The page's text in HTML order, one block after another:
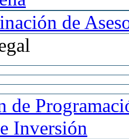
de
de
Inversión